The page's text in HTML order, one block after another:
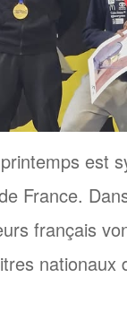
est
France.
français
nationaux